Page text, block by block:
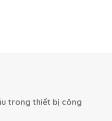
trong thiết bị công